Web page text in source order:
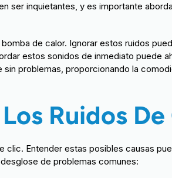
ser inquietantes, y es importante
de calor. Ignorar estos ruidos
estos sonidos de inmediato puede
problemas, proporcionando la
Ruidos
clic. Entender estas posibles causas
de problemas comunes: